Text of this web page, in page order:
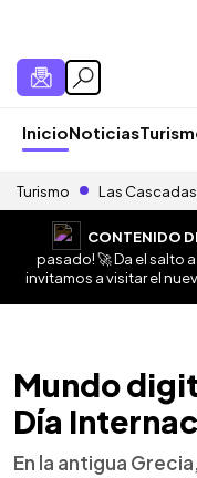
InicioNoticias
Turismo Las Cascadas
CONTENIDO
pasado! 🚀 Da el salto
invitamos a visitar el
Mundo
Día
En la antigua